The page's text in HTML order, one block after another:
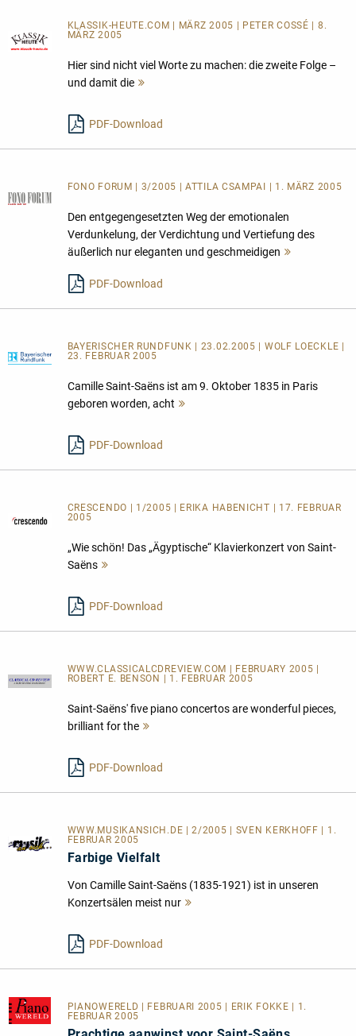
KLASSIK-HEUTE.COM | MÄRZ 2005 | PETER COSSÉ | 8.
MÄRZ 2005
Hier sind nicht viel Worte zu machen: die zweite Folge –
und damit die
PDF-Download
FONO FORUM | 3/2005 | ATTILA CSAMPAI | 1. MÄRZ 2005
Den entgegengesetzten Weg der emotionalen
Verdunkelung, der Verdichtung und Vertiefung des
äußerlich nur eleganten und geschmeidigen
PDF-Download
BAYERISCHER RUNDFUNK | 23.02.2005 | WOLF LOECKLE |
23. FEBRUAR 2005
Camille Saint-Saëns ist am 9. Oktober 1835 in Paris
geboren worden, acht
PDF-Download
CRESCENDO | 1/2005 | ERIKA HABENICHT | 17. FEBRUAR
2005
„Wie schön! Das „Ägyptische“ Klavierkonzert von Saint-
Saëns
PDF-Download
WWW.CLASSICALCDREVIEW.COM | FEBRUARY 2005 |
ROBERT E. BENSON | 1. FEBRUAR 2005
Saint-Saëns' five piano concertos are wonderful pieces,
brilliant for the
PDF-Download
WWW.MUSIKANSICH.DE | 2/2005 | SVEN KERKHOFF | 1.
FEBRUAR 2005
Farbige Vielfalt
Von Camille Saint-Saëns (1835-1921) ist in unseren
Konzertsälen meist nur
PDF-Download
PIANOWERELD
| FEBRUARI 2005 | ERIK FOKKE | 1.
FEBRUAR 2005